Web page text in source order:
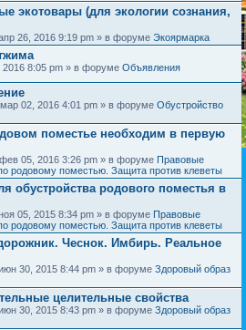
экотовары (для экологии сознания,
26, 2016 9:19 pm » в форуме Экоярмарка
8:05 pm » в форуме Объявления
02, 2016 4:01 pm » в форуме Обустройство
поместье необходим в первую
05, 2016 3:26 pm » в форуме Правовые
родовому поместью. Защита против клеветы
обустройства родового поместья в
05, 2015 8:34 pm » в форуме Правовые
родовому поместью. Защита против клеветы
Чеснок. Имбирь. Реальное
30, 2015 8:44 pm » в форуме Здоровый образ
целительные свойства
30, 2015 8:43 pm » в форуме Здоровый образ